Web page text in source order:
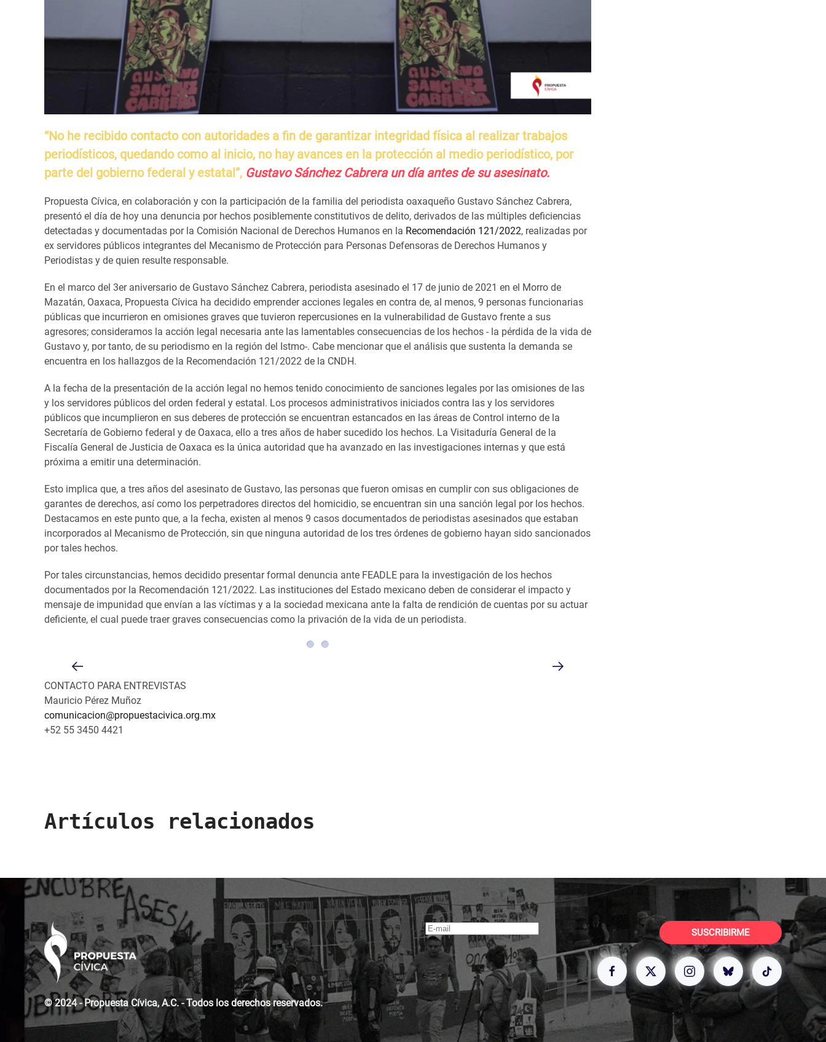
“No he recibido contacto con autoridades a fin de garantizar integridad física al realizar trabajos
periodísticos, quedando como al inicio, no hay avances en la protección al medio periodístico, por
parte del gobierno federal y estatal”, Gustavo Sánchez Cabrera un día antes de su asesinato.
Propuesta Cívica, en colaboración y con la participación de la familia del periodista oaxaqueño Gustavo Sánchez Cabrera,
presentó el día de hoy una denuncia por hechos posiblemente constitutivos de delito, derivados de las múltiples deficiencias
detectadas y documentadas por la Comisión Nacional de Derechos Humanos en la Recomendación 121/2022, realizadas por
ex servidores públicos integrantes del Mecanismo de Protección para Personas Defensoras de Derechos Humanos y
Periodistas y de quien resulte responsable.
En el marco del 3er aniversario de Gustavo Sánchez Cabrera, periodista asesinado el 17 de junio de 2021 en el Morro de
Mazatán, Oaxaca, Propuesta Cívica ha decidido emprender acciones legales en contra de, al menos, 9 personas funcionarias
públicas que incurrieron en omisiones graves que tuvieron repercusiones en la vulnerabilidad de Gustavo frente a sus
agresores; consideramos la acción legal necesaria ante las lamentables consecuencias de los hechos - la pérdida de la vida de
Gustavo y, por tanto, de su periodismo en la región del Istmo-. Cabe mencionar que el análisis que sustenta la demanda se
encuentra en los hallazgos de la Recomendación 121/2022 de la CNDH.
A la fecha de la presentación de la acción legal no hemos tenido conocimiento de sanciones legales por las omisiones de las
y los servidores públicos del orden federal y estatal. Los procesos administrativos iniciados contra las y los servidores
públicos que incumplieron en sus deberes de protección se encuentran estancados en las áreas de Control interno de la
Secretaría de Gobierno federal y de Oaxaca, ello a tres años de haber sucedido los hechos. La Visitaduría General de la
Fiscalía General de Justicia de Oaxaca es la única autoridad que ha avanzado en las investigaciones internas y que está
próxima a emitir una determinación.
Esto implica que, a tres años del asesinato de Gustavo, las personas que fueron omisas en cumplir con sus obligaciones de
garantes de derechos, así como los perpetradores directos del homicidio, se encuentran sin una sanción legal por los hechos.
Destacamos en este punto que, a la fecha, existen al menos 9 casos documentados de periodistas asesinados que estaban
incorporados al Mecanismo de Protección, sin que ninguna autoridad de los tres órdenes de gobierno hayan sido sancionados
por tales hechos.
Por tales circunstancias, hemos decidido presentar formal denuncia ante FEADLE para la investigación de los hechos
documentados por la Recomendación 121/2022. Las instituciones del Estado mexicano deben de considerar el impacto y
mensaje de impunidad que envían a las víctimas y a la sociedad mexicana ante la falta de rendición de cuentas por su actuar
deficiente, el cual puede traer graves consecuencias como la privación de la vida de un periodista.
CONTACTO PARA ENTREVISTAS
Mauricio Pérez Muñoz
comunicacion@propuestacivica.org.mx
+52 55 3450 4421
Artículos relacionados
© 2024 - Propuesta Cívica, A.C. - Todos los derechos reservados.
SUSCRIBIRME